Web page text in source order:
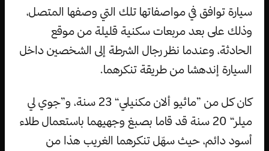
سيارة توافق في مواصفاتها تلك التي وصفها المتصل،
وذلك على بعد مربعات سكنية قليلة من موقع
الحادثة، وعندما نظر رجال الشرطة إلى الشخصين داخل
السيارة إندهشا من طريقة تنكرهما.
كان كل من ”ماثيو ألان مكنيلي“ 23 سنة، و”جوي لي
ميلر“ 20 سنة قد قاما بصبغ وجهيهما باستعمال طلاء
أسود دائم، حيث سهّل تنكرهما الغريب هذا من